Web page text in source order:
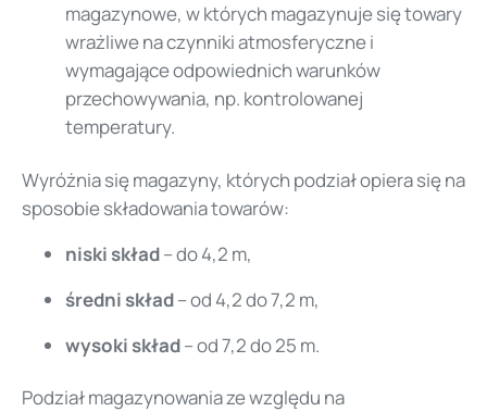
magazynowe, w których magazynuje się towary
wrażliwe na czynniki atmosferyczne i
wymagające odpowiednich warunków
przechowywania, np. kontrolowanej
temperatury.
Wyróżnia się magazyny, których podział opiera się na
sposobie składowania towarów:
niski skład– do 4,2 m,
średni skład– od 4,2 do 7,2 m,
wysoki skład– od 7,2 do 25 m.
Podział magazynowania ze względu na